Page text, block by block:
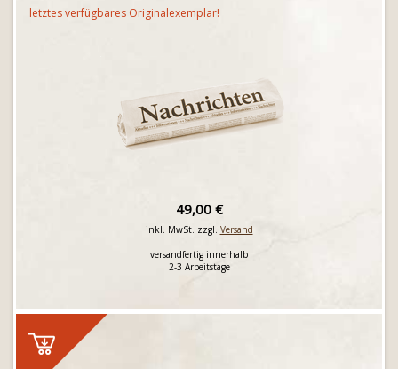
letztes verfügbares Originalexemplar!
49,00 €
inkl. MwSt. zzgl. Versand
versandfertig innerhalb
2-3 Arbeitstage